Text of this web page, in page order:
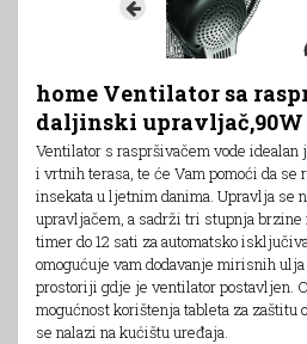
home Ventilator sa
daljinski upravljač,90W
Ventilator s raspršivačem vode idealan
i vrtnih terasa, te će Vam pomoći da
insekata u ljetnim danima. Upravlja se
upravljačem, a sadrži tri stupnja brzine
timer do 12 sati za automatsko
omogućuje vam dodavanje mirisnih
prostoriji gdje je ventilator postavljen.
mogućnost korištenja tableta za zaštitu
se nalazi na kućištu uređaja.